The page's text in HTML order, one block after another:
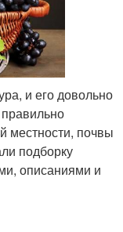
и его довольно
местности, почвы
подборку
описаниями и